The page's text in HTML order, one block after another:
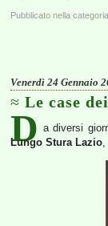
Pubblicato nella categoria
Venerdì 24 Gennaio
Le case
D a diversi
Lungo Stura Lazio,